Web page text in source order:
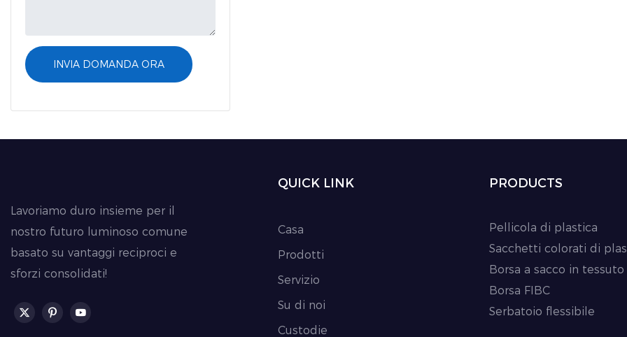
INVIA DOMANDA ORA
Lavoriamo duro insieme per il
nostro futuro luminoso comune
basato su vantaggi reciproci e
sforzi consolidati!
QUICK LINK
Casa
Prodotti
Servizio
Su di noi
Custodie
PRODUCTS
Pellicola di plastica
Sacchetti colorati di
Borsa a sacco in tessuto
Borsa FIBC
Serbatoio flessibile